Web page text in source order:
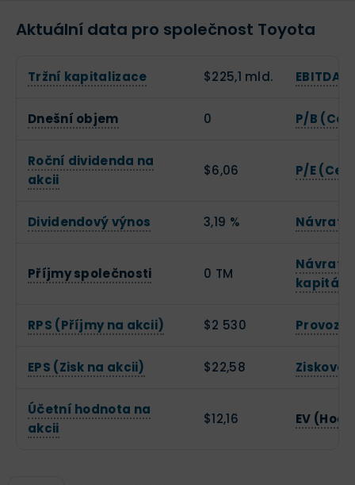
Aktuální data pro společnost Toyota
Tržní kapitalizace $225,1 mld. EBITDA
Dnešní objem 0 P/B
Roční dividenda na
akcii
$6,06 P/E
Dividendový výnos 3,19 %
Příjmy společnosti 0 TM
kapitálu
RPS (Příjmy na akcii) $2 530
EPS (Zisk na akcii) $22,58 Zisková
Účetní hodnota na
akcii
$12,16 EV